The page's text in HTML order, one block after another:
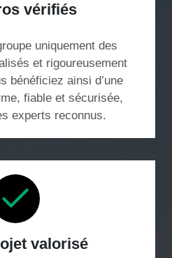
vérifiés
uniquement des
et rigoureusement
bénéficiez ainsi d’une
fiable et sécurisée,
experts reconnus.
valorisé